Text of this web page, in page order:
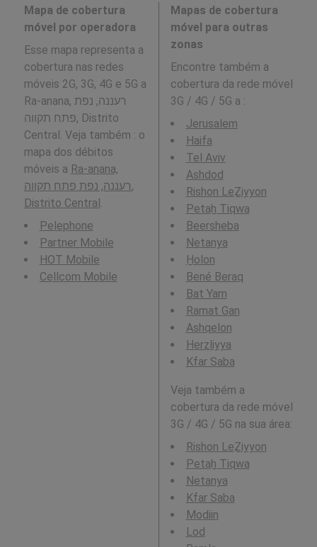
Mapa de cobertura
móvel por operadora
Esse mapa representa a
cobertura nas redes
móveis 2G, 3G, 4G e 5G a
Ra-anana, רעננה, נפת
פתח תקווה, Distrito
Central. Veja também : o
mapa dos débitos
móveis a Ra-anana,
רעננה, נפת פתח תקווה,
Distrito Central .
Pelephone
Partner Mobile
HOT Mobile
Cellcom Mobile
Mapas de cobertura
móvel para outras
zonas
Encontre também a
cobertura da rede móvel
3G / 4G / 5G a :
Jerusalem
Haifa
Tel Aviv
Ashdod
Rishon LeẔiyyon
Petaẖ Tiqwa
Beersheba
Netanya
H̱olon
Bené Beraq
Bat Yam
Ramat Gan
Ashqelon
Herzliyya
Kfar Saba
Veja também a
cobertura da rede móvel
3G / 4G / 5G na sua área:
Rishon LeẔiyyon
Petaẖ Tiqwa
Netanya
Kfar Saba
Modiin
Lod